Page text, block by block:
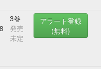
3巻
発売
未定
アラート登録
(無料)